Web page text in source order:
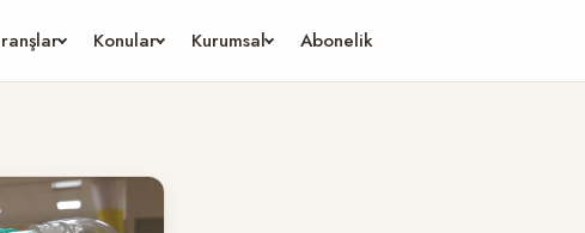
Konular Kurumsal Abonelik